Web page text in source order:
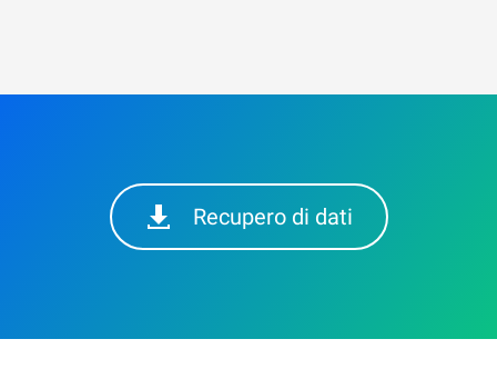
Recupero di dati